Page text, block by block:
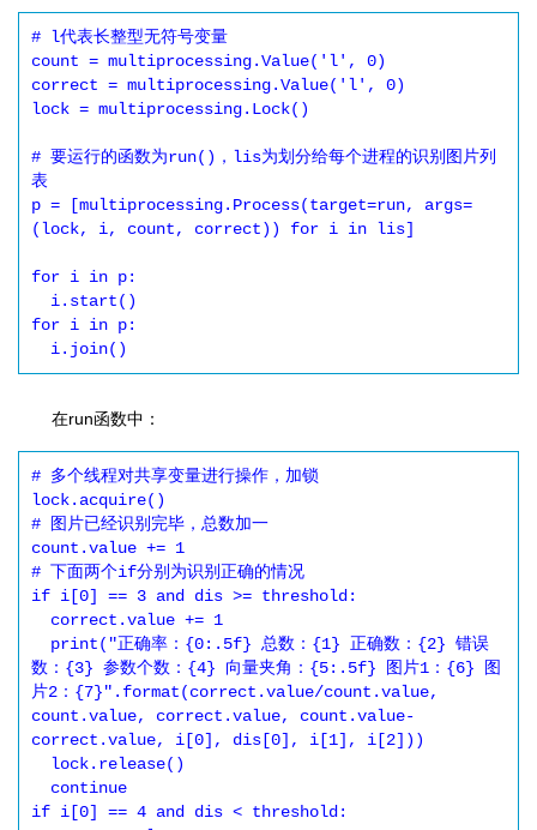
# l代表长整型无符号变量
count = multiprocessing.Value('l', 0)
correct = multiprocessing.Value('l', 0)
lock = multiprocessing.Lock()
# 要运行的函数为run()，lis为划分给每个进程的识别图片列
表
p = [multiprocessing.Process(target=run, args=
(lock, i, count, correct)) for i in lis]
for i in p:
for i in p:
在run函数中：
# 多个线程对共享变量进行操作，加锁
lock.acquire()
# 图片已经识别完毕，总数加一
count.value += 1
# 下面两个if分别为识别正确的情况
if i[0] == 3 and dis >= threshold:
数：{3} 参数个数：{4} 向量夹角：{5:.5f} 图片1：{6} 图
片2：{7}".format(correct.value/count.value,
count.value, correct.value, count.value-
correct.value, i[0], dis[0], i[1], i[2]))
if i[0] == 4 and dis < threshold: